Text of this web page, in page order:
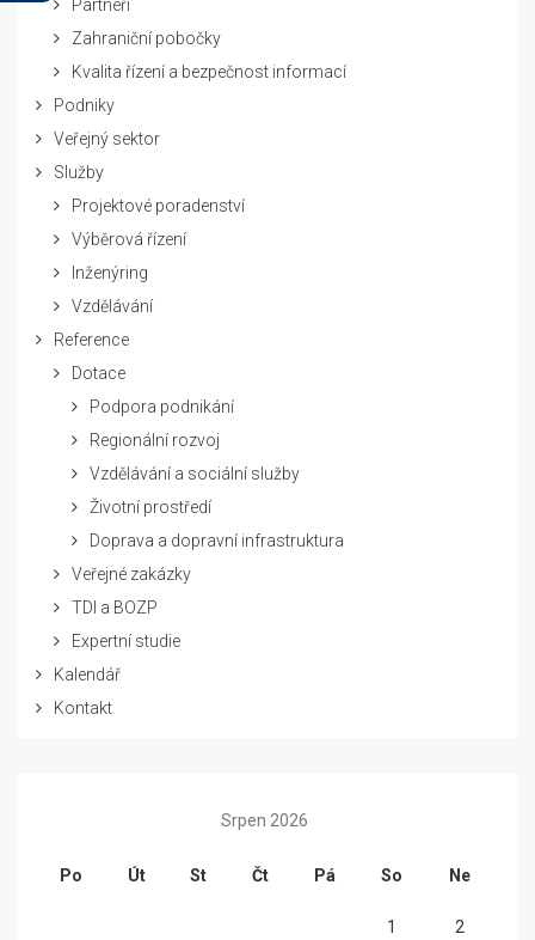
Partneři
Zahraniční pobočky
Kvalita řízení a bezpečnost informací
Podniky
Veřejný sektor
Služby
Projektové poradenství
Výběrová řízení
Inženýring
Vzdělávání
Reference
Dotace
Podpora podnikání
Regionální rozvoj
Vzdělávání a sociální služby
Životní prostředí
Doprava a dopravní infrastruktura
Veřejné zakázky
TDI a BOZP
Expertní studie
Kalendář
Kontakt
Srpen 2026
Po Út St Čt Pá So Ne
1 2